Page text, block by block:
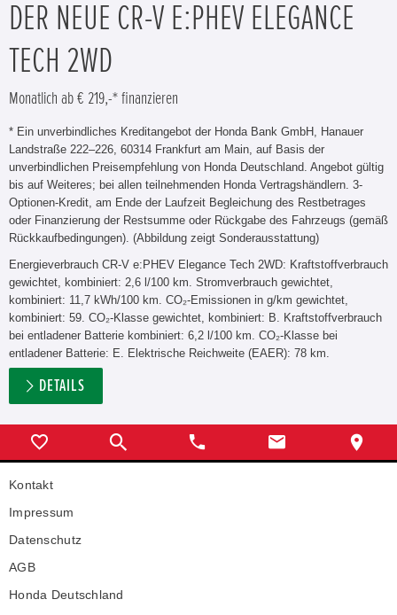
DER NEUE CR-V E:PHEV ELEGANCE
TECH 2WD
Monatlich ab € 219,-* finanzieren
* Ein unverbindliches Kreditangebot der Honda Bank GmbH, Hanauer
Landstraße 222–226, 60314 Frankfurt am Main, auf Basis der
unverbindlichen Preisempfehlung von Honda Deutschland. Angebot gültig
bis auf Weiteres; bei allen teilnehmenden Honda Vertragshändlern. 3-
Optionen-Kredit, am Ende der Laufzeit Begleichung des Restbetrages
oder Finanzierung der Restsumme oder Rückgabe des Fahrzeugs (gemäß
Rückkaufbedingungen). (Abbildung zeigt Sonderausstattung)
Energieverbrauch CR-V e:PHEV Elegance Tech 2WD: Kraftstoffverbrauch
gewichtet, kombiniert: 2,6 l/100 km. Stromverbrauch gewichtet,
kombiniert: 11,7 kWh/100 km. CO₂-Emissionen in g/km gewichtet,
kombiniert: 59. CO₂-Klasse gewichtet, kombiniert: B. Kraftstoffverbrauch
bei entladener Batterie kombiniert: 6,2 l/100 km. CO₂-Klasse bei
entladener Batterie: E. Elektrische Reichweite (EAER): 78 km.
DETAILS
Kontakt
Impressum
Datenschutz
AGB
Honda Deutschland